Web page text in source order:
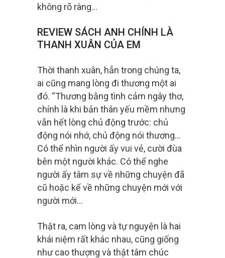
không rõ ràng…
REVIEW SÁCH ANH CHÍNH LÀ
THANH XUÂN CỦA EM
Thời thanh xuân, hẳn trong chúng ta,
ai cũng mang lòng đi thương một ai
đó. “Thương bằng tình cảm ngây thơ,
chính là khi bản thân yếu mềm nhưng
vẫn hết lòng chủ động trước: chủ
động nói nhớ, chủ động nói thương…
Có thể nhìn người ấy vui vẻ, cười đùa
bên một người khác. Có thể nghe
người ấy tâm sự về những chuyện đã
cũ hoặc kể về những chuyện mới với
người mới…
Thật ra, cam lòng và tự nguyện là hai
khái niệm rất khác nhau, cũng giống
như cao thượng và thật tâm chúc